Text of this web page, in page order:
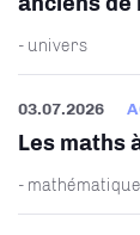
- univers
03.07.2026
Les maths
-